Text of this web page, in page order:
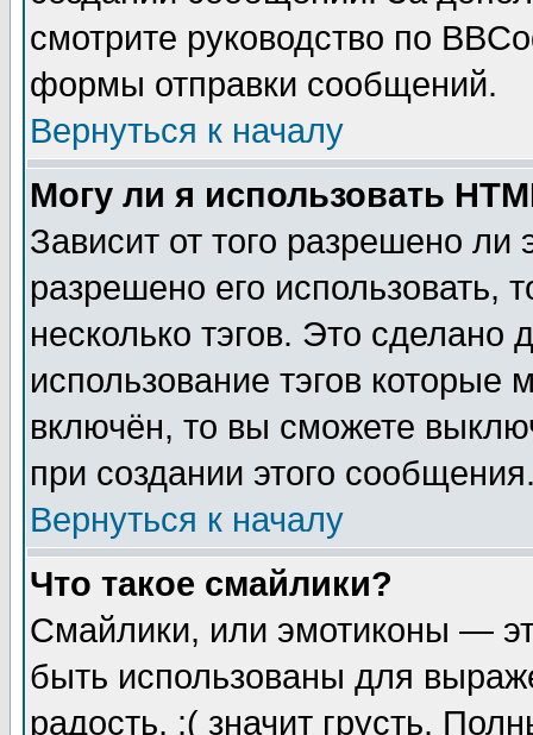
смотрите руководство по
формы отправки сообщений.
Вернуться к началу
Могу ли я использовать
Зависит от того разрешено
разрешено его использовать,
несколько тэгов. Это сделано
использование тэгов
включён, то вы сможете
при создании этого
Вернуться к началу
Что такое смайлики?
Смайлики, или эмотиконы —
быть использованы для
радость, :( значит грусть.